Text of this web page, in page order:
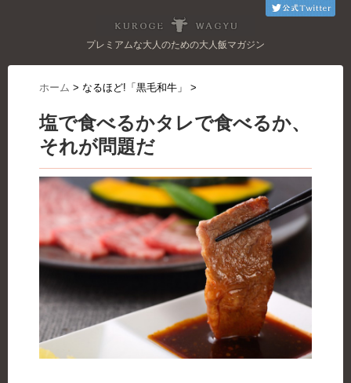
プレミアムな大人のための大人飯マガジン
ホーム > なるほど!「黒毛和牛」 >
塩で食べるかタレで食べるか、
それが問題だ